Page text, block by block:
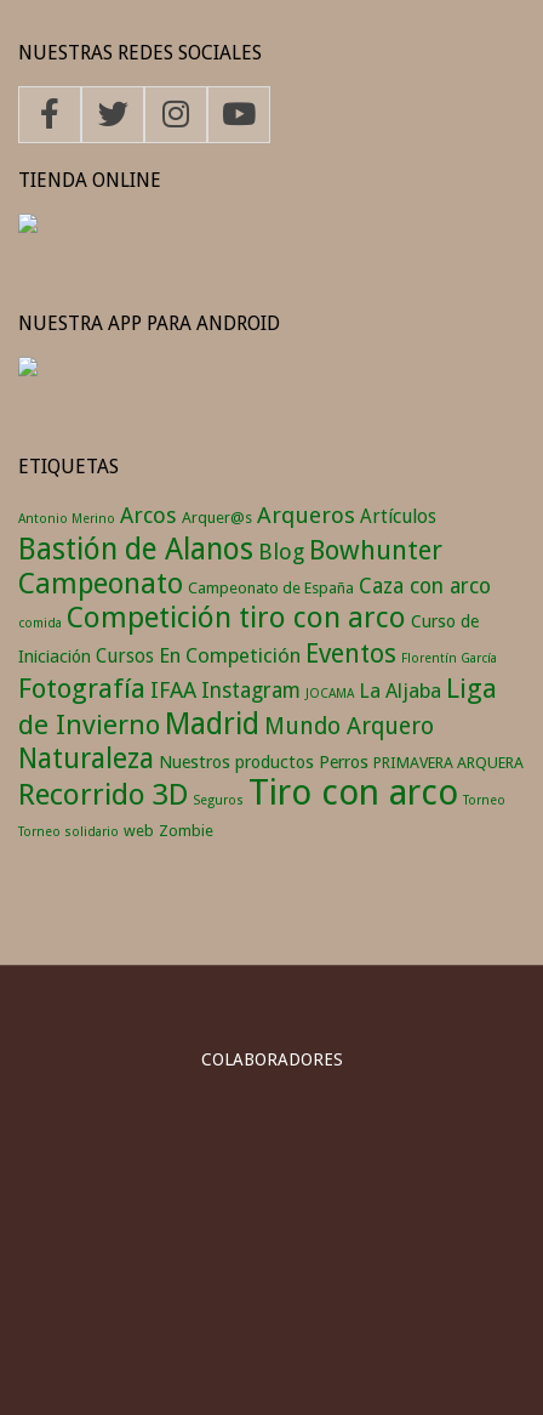
NUESTRAS REDES SOCIALES
TIENDA ONLINE
NUESTRA APP PARA ANDROID
ETIQUETAS
Antonio Merino Arcos Arquer@s Arqueros Artículos
Bastión de Alanos Blog Bowhunter
Campeonato Campeonato de España Caza con arco
comida Competición tiro con arco Curso de
Iniciación Cursos En Competición Eventos Florentín García
Fotografía IFAA Instagram JOCAMA La Aljaba Liga
de Invierno Madrid Mundo Arquero
Naturaleza Nuestros productos Perros PRIMAVERA ARQUERA
Recorrido 3D Seguros Tiro con arco Torneo
Torneo solidario web Zombie
COLABORADORES